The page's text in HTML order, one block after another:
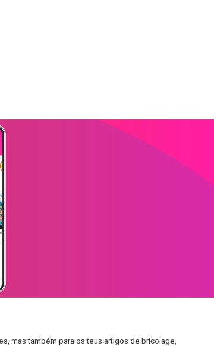
mas também para os teus artigos de bricolage,